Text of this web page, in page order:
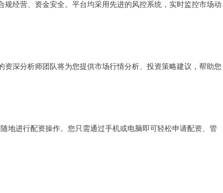
经营、资金安全。平台均采用先进的风控系统，实时监控市场动
深分析师团队将为您提供市场行情分析、投资策略建议，帮助您
地进行配资操作。您只需通过手机或电脑即可轻松申请配资、管